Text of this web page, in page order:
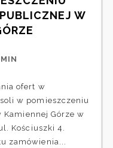
W
ofert w
w pomieszczeniu
Górze w
Kościuszki 4.
zamówienia...